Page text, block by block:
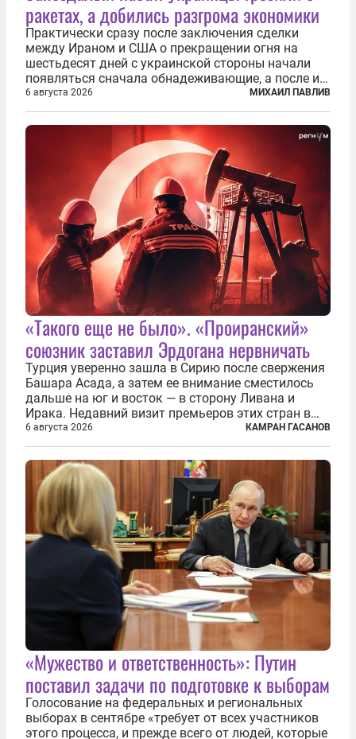
ракетах, а добились разгрома экономики
Практически сразу после заключения сделки
между Ираном и США о прекращении огня на
шестьдесят дней с украинской стороны начали
появляться сначала обнадеживающие, а после и
вовсе бравурные заявления про некий «перелом»
в войне. Вероятно, в сознании первых лиц
киевского режима и стоящих за ними...
6 августа 2026 МИХАИЛ ПАВЛИВ
«Такого еще не было». «Проиранский»
союзник заставил Эрдогана нервничать
Турция уверенно зашла в Сирию после свержения
Башара Асада, а затем ее внимание сместилось
дальше на юг и восток — в сторону Ливана и
Ирака. Недавний визит премьеров этих стран в
Анкару, договоры об участии турецкой компании
TPAO в разработке нефти иракского Киркука и
«Дороги развития» подтверждают...
6 августа 2026 КАМРАН ГАСАНОВ
«Мужество и ответственность»: Путин
поставил задачи по подготовке к выборам
Голосование на федеральных и региональных
выборах в сентябре «требует от всех участников
этого процесса, и прежде всего от людей, которые